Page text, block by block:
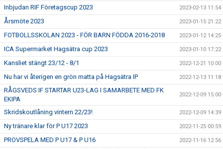
Inbjudan RIF Företagscup 2023 2023-02-13 11:54
Årsmöte 2023 2023-01-15 21:22
FOTBOLLSSKOLAN 2023 - FÖR BARN FÖDDA 2016-2018 2023-01-12 14:25
ICA Supermarket Hagsätra cup 2023 2023-01-10 17:22
Kansliet stängt 23/12 - 8/1 2022-12-21 10:00
Nu har vi återigen en grön matta på Hagsätra IP 2022-12-13 11:18
RÅGSVEDS IF STARTAR U23-LAG I SAMARBETE MED FK
EKIPA
2022-12-09 15:00
Skridskoutlåning vintern 22/23! 2022-12-09 14:39
Ny tränare klar för P U17 2023 2022-11-25 00:59
PROVSPELA MED P U17 & P U16 2022-11-16 12:56